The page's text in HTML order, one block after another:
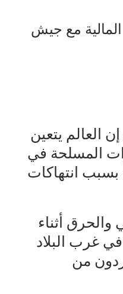
مع جيش
العالم يتعين
المسلحة في
بسبب انتهاكات
والحرق أثناء
في غرب البلاد
من